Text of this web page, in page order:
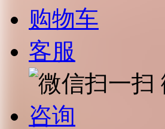
购物车
客服
咨询